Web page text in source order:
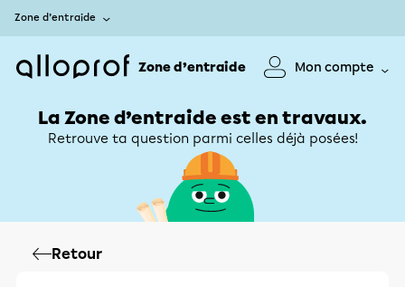
Zone d’entraide
Zone d’entraide Mon compte
La Zone d’entraide est en travaux.
Retrouve ta question parmi celles déjà posées!
Retour